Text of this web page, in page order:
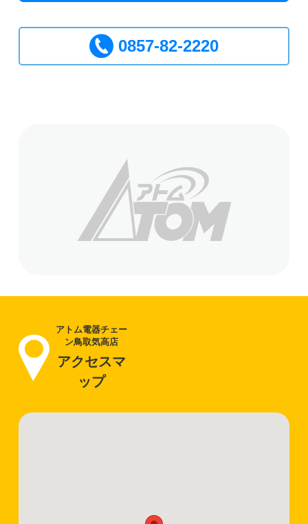
0857-82-2220
アトム電器チェー
ン鳥取気高店
アクセスマ
ップ